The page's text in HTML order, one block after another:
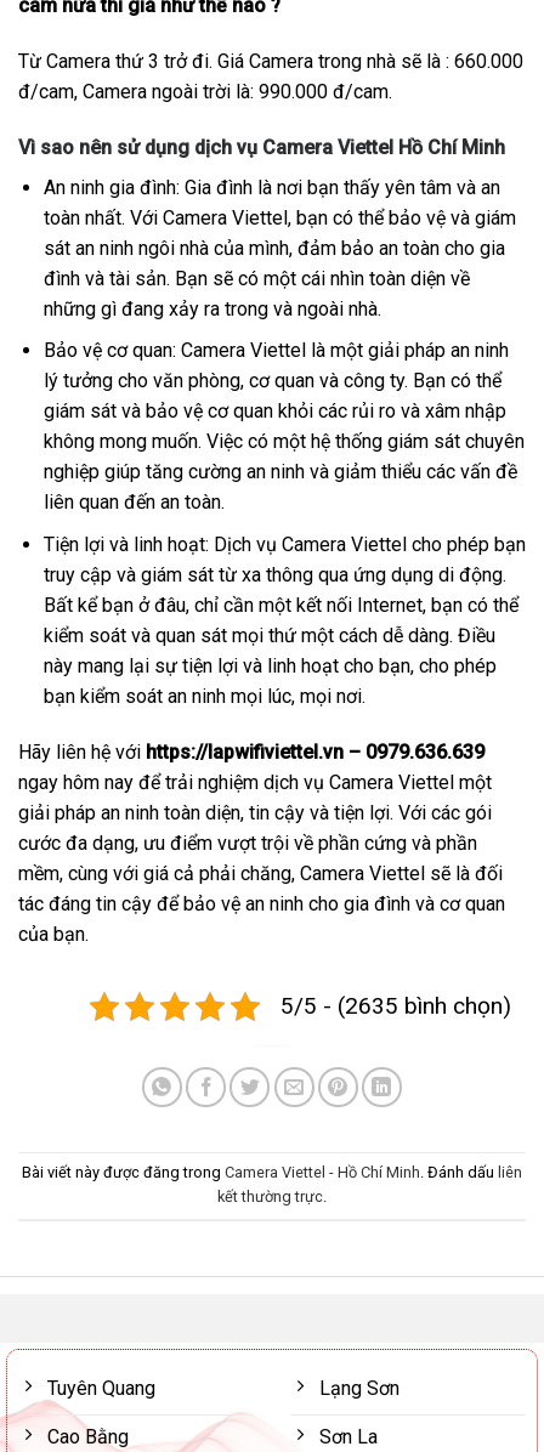
cam nữa thì giá như thế nào ?
Từ Camera thứ 3 trở đi. Giá Camera trong nhà sẽ là : 660.000
đ/cam, Camera ngoài trời là: 990.000 đ/cam.
Vì sao nên sử dụng dịch vụ Camera Viettel Hồ Chí Minh
An ninh gia đình: Gia đình là nơi bạn thấy yên tâm và an
toàn nhất. Với Camera Viettel, bạn có thể bảo vệ và giám
sát an ninh ngôi nhà của mình, đảm bảo an toàn cho gia
đình và tài sản. Bạn sẽ có một cái nhìn toàn diện về
những gì đang xảy ra trong và ngoài nhà.
Bảo vệ cơ quan: Camera Viettel là một giải pháp an ninh
lý tưởng cho văn phòng, cơ quan và công ty. Bạn có thể
giám sát và bảo vệ cơ quan khỏi các rủi ro và xâm nhập
không mong muốn. Việc có một hệ thống giám sát chuyên
nghiệp giúp tăng cường an ninh và giảm thiểu các vấn đề
liên quan đến an toàn.
Tiện lợi và linh hoạt: Dịch vụ Camera Viettel cho phép bạn
truy cập và giám sát từ xa thông qua ứng dụng di động.
Bất kể bạn ở đâu, chỉ cần một kết nối Internet, bạn có thể
kiểm soát và quan sát mọi thứ một cách dễ dàng. Điều
này mang lại sự tiện lợi và linh hoạt cho bạn, cho phép
bạn kiểm soát an ninh mọi lúc, mọi nơi.
Hãy liên hệ với https://lapwifiviettel.vn – 0979.636.639
ngay hôm nay để trải nghiệm dịch vụ Camera Viettel một
giải pháp an ninh toàn diện, tin cậy và tiện lợi. Với các gói
cước đa dạng, ưu điểm vượt trội về phần cứng và phần
mềm, cùng với giá cả phải chăng, Camera Viettel sẽ là đối
tác đáng tin cậy để bảo vệ an ninh cho gia đình và cơ quan
của bạn.
5/5 - (2635 bình chọn)
Bài viết này được đăng trong Camera Viettel - Hồ Chí Minh. Đánh dấu liên
kết thường trực.
Tuyên Quang
Cao Bằng
Lạng Sơn
Sơn La